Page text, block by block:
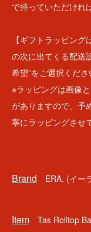
で持っていただけれ
【ギフトラッピン
の次に出てくる配送
希望”をご選択くださ
※ラッピングは画像
がありますので、予
寧にラッピングさせ
Brand ERA. (イー
Item Tas Rolltop